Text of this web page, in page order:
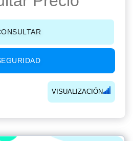
VISUALIZACIÓN